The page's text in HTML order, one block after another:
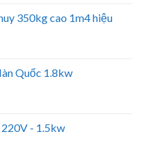
350kg cao 1m4 hiệu
Quốc 1.8kw
- 1.5kw